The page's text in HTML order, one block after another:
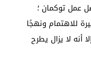
عمل توكمان ؛
للاهتمام ونهجًا
أنه لا يزال يطرح